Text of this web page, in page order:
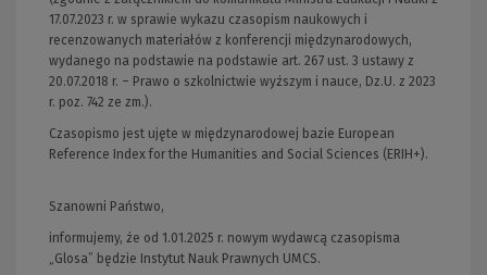
17.07.2023 r. w sprawie wykazu czasopism naukowych i
recenzowanych materiałów z konferencji międzynarodowych,
wydanego na podstawie na podstawie art. 267 ust. 3 ustawy z
20.07.2018 r. – Prawo o szkolnictwie wyższym i nauce, Dz.U. z 2023
r. poz. 742 ze zm.).
Czasopismo jest ujęte w międzynarodowej bazie European
Reference Index for the Humanities and Social Sciences (ERIH+).
Szanowni Państwo,
informujemy, że od 1.01.2025 r. nowym wydawcą czasopisma
„Glosa” będzie Instytut Nauk Prawnych UMCS.